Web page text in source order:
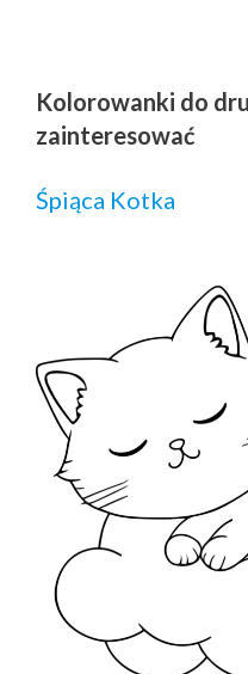
Kolorowanki do
zainteresować
Śpiąca Kotka